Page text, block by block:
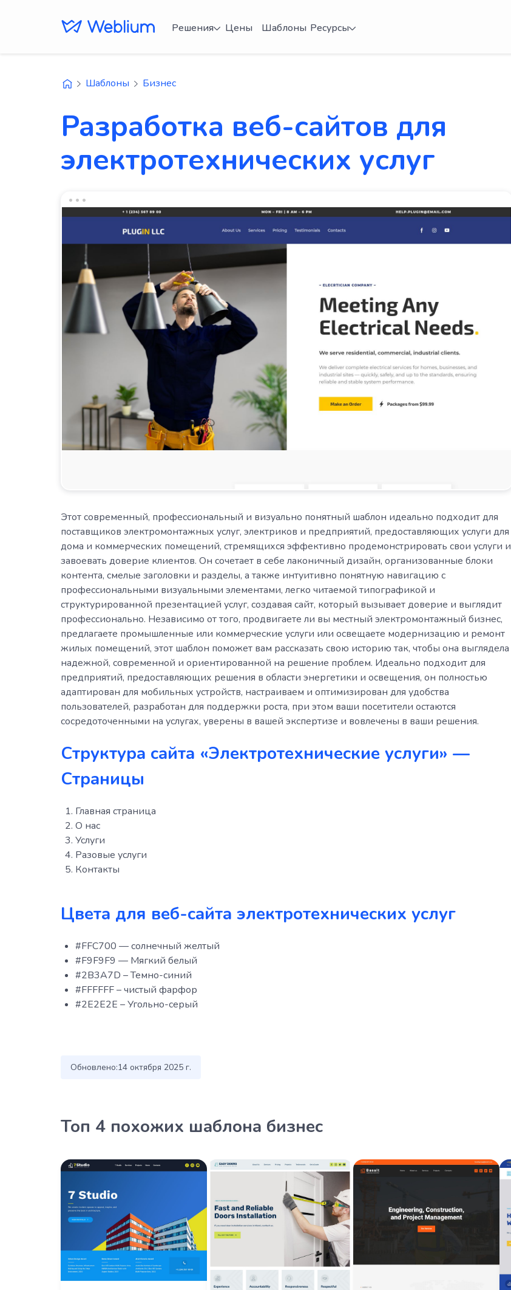
Решения Цены Шаблоны Ресурсы
Шаблоны Бизнес
Разработка веб-сайтов для
электротехнических услуг
Этот современный, профессиональный и визуально понятный шаблон идеально подходит для
поставщиков электромонтажных услуг, электриков и предприятий, предоставляющих услуги для
дома и коммерческих помещений, стремящихся эффективно продемонстрировать свои услуги и
завоевать доверие клиентов. Он сочетает в себе лаконичный дизайн, организованные блоки
контента, смелые заголовки и разделы, а также интуитивно понятную навигацию с
профессиональными визуальными элементами, легко читаемой типографикой и
структурированной презентацией услуг, создавая сайт, который вызывает доверие и выглядит
профессионально. Независимо от того, продвигаете ли вы местный электромонтажный бизнес,
предлагаете промышленные или коммерческие услуги или освещаете модернизацию и ремонт
жилых помещений, этот шаблон поможет вам рассказать свою историю так, чтобы она выглядела
надежной, современной и ориентированной на решение проблем. Идеально подходит для
предприятий, предоставляющих решения в области энергетики и освещения, он полностью
адаптирован для мобильных устройств, настраиваем и оптимизирован для удобства
пользователей, разработан для поддержки роста, при этом ваши посетители остаются
сосредоточенными на услугах, уверены в вашей экспертизе и вовлечены в ваши решения.
Структура сайта «Электротехнические услуги» —
Страницы
Главная страница
О нас
Услуги
Разовые услуги
Контакты
Цвета для веб-сайта электротехнических услуг
#FFC700 — солнечный желтый
#F9F9F9 — Мягкий белый
#2B3A7D – Темно-синий
#FFFFFF – чистый фарфор
#2E2E2E – Угольно-серый
Обновлено:14 октября 2025 г.
Топ 4 похожих шаблона бизнес